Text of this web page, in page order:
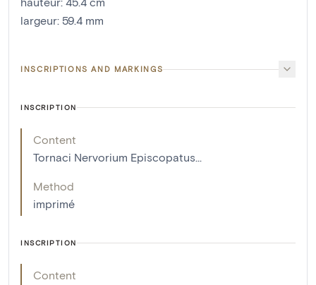
largeur: 59.4 mm
INSCRIPTIONS AND MARKINGS
INSCRIPTION
Content
Tornaci Nervorium Episcopatus...
Method
imprimé
INSCRIPTION
Content